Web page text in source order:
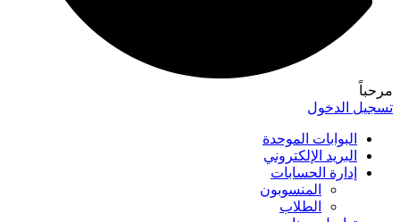
مرحباً
تسجيل الدخول
البوابات الموحدة
البريد الإلكتروني
إدارة الحسابات
المنسوبون
الطلاب